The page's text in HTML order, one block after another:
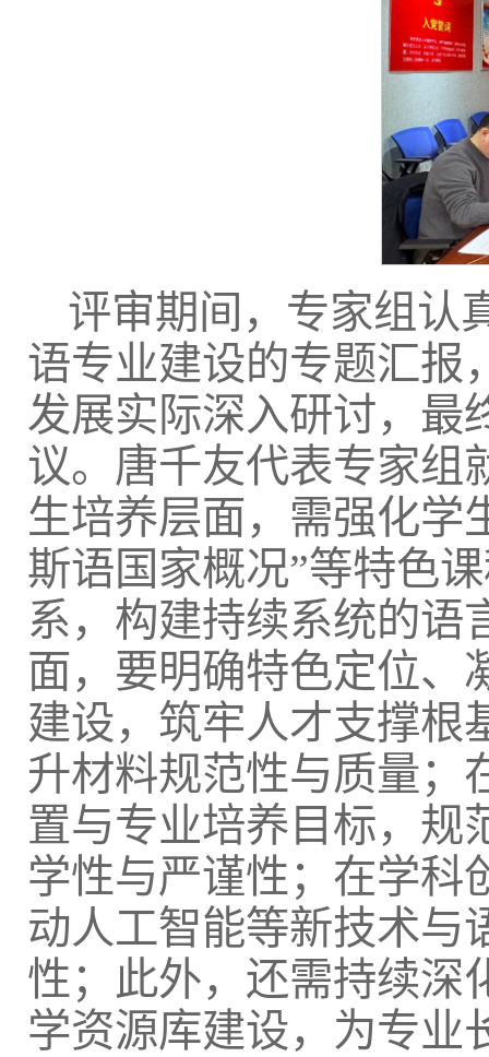
评审期间，专家组认
语专业建设的专题汇报
发展实际深入研讨，最
议。唐千友代表专家组
生培养层面，需强化学
斯语国家概况”等特色
系，构建持续系统的语
面，要明确特色定位、
建设，筑牢人才支撑根
升材料规范性与质量；
置与专业培养目标，规
学性与严谨性；在学科
动人工智能等新技术与
性；此外，还需持续深
学资源库建设，为专业